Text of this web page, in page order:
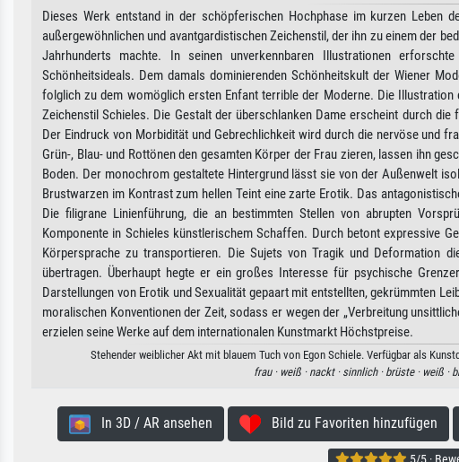
Dieses Werk entstand in der schöpferischen Hochphase im kurzen Leben
außergewöhnlichen und avantgardistischen Zeichenstil, der ihn zu einem der
Jahrhunderts machte. In seinen unverkennbaren Illustrationen
Schönheitsideals. Dem damals dominierenden Schönheitskult der Wiener
folglich zu dem womöglich ersten Enfant terrible der Moderne. Die
Zeichenstil Schieles. Die Gestalt der überschlanken Dame erscheint durch
Der Eindruck von Morbidität und Gebrechlichkeit wird durch die nervöse und
Grün-, Blau- und Rottönen den gesamten Körper der Frau zieren, lassen ihn
Boden. Der monochrom gestaltete Hintergrund lässt sie von der Außenwelt
Brustwarzen im Kontrast zum hellen Teint eine zarte Erotik. Das
Die filigrane Linienführung, die an bestimmten Stellen von abrupten
Komponente in Schieles künstlerischem Schaffen. Durch betont expressive
Körpersprache zu transportieren. Die Sujets von Tragik und Deformation
übertragen. Überhaupt hegte er ein großes Interesse für psychische
Darstellungen von Erotik und Sexualität gepaart mit entstellten, gekrümmten
moralischen Konventionen der Zeit, sodass er wegen der „Verbreitung
erzielen seine Werke auf dem internationalen Kunstmarkt Höchstpreise.
Stehender weiblicher Akt mit blauem Tuch von Egon Schiele. Verfügbar als
frau · weiß · nackt · sinnlich · brüste · weiß ·
In 3D / AR ansehen Bild zu Favoriten hinzufügen
5/5 ·